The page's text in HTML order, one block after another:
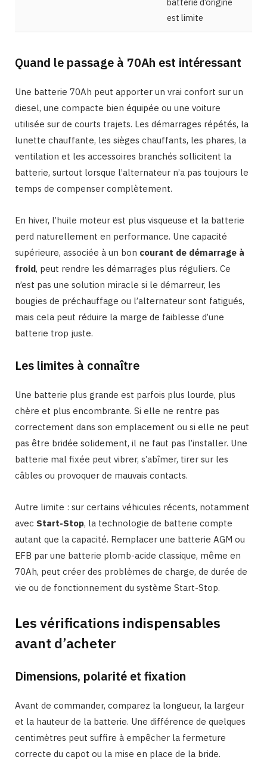
est limite
Quand le passage à 70Ah est intéressant
Une batterie 70Ah peut apporter un vrai confort sur un
diesel, une compacte bien équipée ou une voiture
utilisée sur de courts trajets. Les démarrages répétés, la
lunette chauffante, les sièges chauffants, les phares, la
ventilation et les accessoires branchés sollicitent la
batterie, surtout lorsque l’alternateur n’a pas toujours le
temps de compenser complètement.
En hiver, l’huile moteur est plus visqueuse et la batterie
perd naturellement en performance. Une capacité
supérieure, associée à un bon courant de démarrage à
froid, peut rendre les démarrages plus réguliers. Ce
n’est pas une solution miracle si le démarreur, les
bougies de préchauffage ou l’alternateur sont fatigués,
mais cela peut réduire la marge de faiblesse d’une
batterie trop juste.
Les limites à connaître
Une batterie plus grande est parfois plus lourde, plus
chère et plus encombrante. Si elle ne rentre pas
correctement dans son emplacement ou si elle ne peut
pas être bridée solidement, il ne faut pas l’installer. Une
batterie mal fixée peut vibrer, s’abîmer, tirer sur les
câbles ou provoquer de mauvais contacts.
Autre limite : sur certains véhicules récents, notamment
avec Start-Stop, la technologie de batterie compte
autant que la capacité. Remplacer une batterie AGM ou
EFB par une batterie plomb-acide classique, même en
70Ah, peut créer des problèmes de charge, de durée de
vie ou de fonctionnement du système Start-Stop.
Les vérifications indispensables
avant d’acheter
Dimensions, polarité et fixation
Avant de commander, comparez la longueur, la largeur
et la hauteur de la batterie. Une différence de quelques
centimètres peut suffire à empêcher la fermeture
correcte du capot ou la mise en place de la bride.